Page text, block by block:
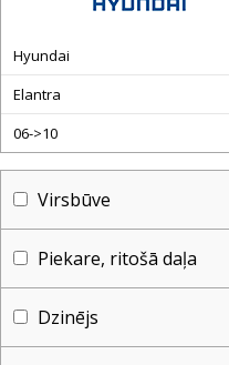
Hyundai
Elantra
06->10
Virsbūve
Piekare, ritošā daļa
Dzinējs